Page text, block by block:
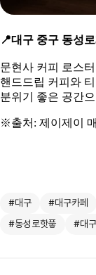
📍대구 중구 동성
문현사 커피 로스
핸드드립 커피와
분위기 좋은 공간
※출처: 제이제이
#대구 #대구카페
#동성로핫픟
#대